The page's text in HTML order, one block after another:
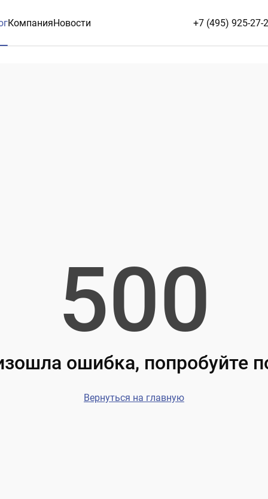
КомпанияНовости +7 (495) 925-27-
500
ошибка, попробуйте
Вернуться на главную